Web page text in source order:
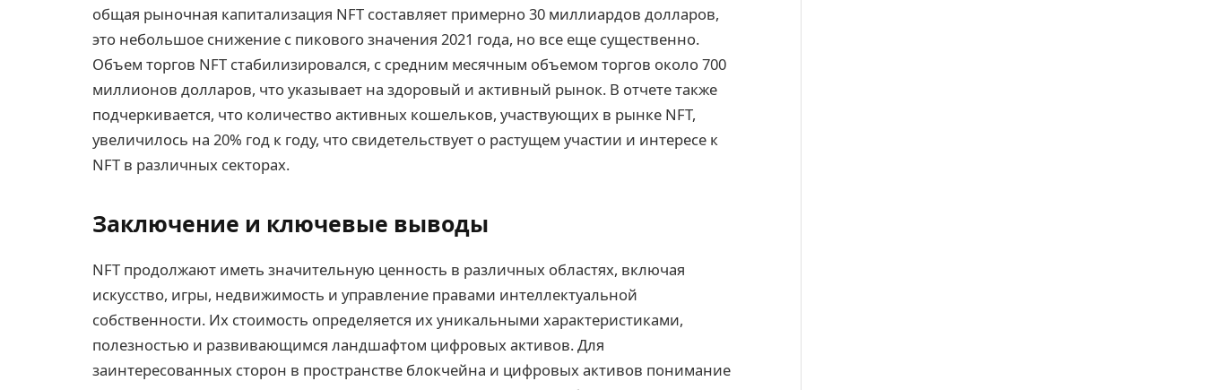
общая рыночная капитализация NFT составляет примерно 30 миллиардов долларов,
это небольшое снижение с пикового значения 2021 года, но все еще существенно.
Объем торгов NFT стабилизировался, с средним месячным объемом торгов около 700
миллионов долларов, что указывает на здоровый и активный рынок. В отчете также
подчеркивается, что количество активных кошельков, участвующих в рынке NFT,
увеличилось на 20% год к году, что свидетельствует о растущем участии и интересе к
NFT в различных секторах.
Заключение и ключевые выводы
NFT продолжают иметь значительную ценность в различных областях, включая
искусство, игры, недвижимость и управление правами интеллектуальной
собственности. Их стоимость определяется их уникальными характеристиками,
полезностью и развивающимся ландшафтом цифровых активов. Для
заинтересованных сторон в пространстве блокчейна и цифровых активов понимание